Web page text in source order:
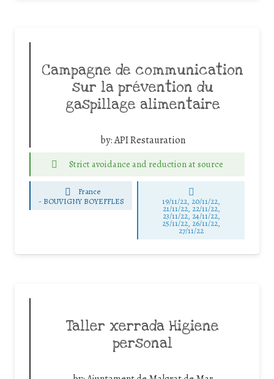
Campagne de communication
sur la prévention du
gaspillage alimentaire
by:API Restauration
Strict avoidance and reduction at source
France
- BOUVIGNY BOYEFFLES 19/11/22, 20/11/22,
21/11/22, 22/11/22,
23/11/22, 24/11/22,
25/11/22, 26/11/22,
27/11/22
Taller xerrada Higiene
personal